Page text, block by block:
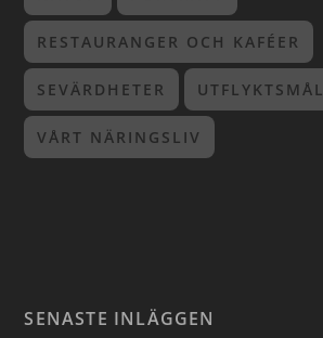
RESTAURANGER OCH KAFÉER
SEVÄRDHETER UTFLYKTSMÅL
VÅRT NÄRINGSLIV
SENASTE INLÄGGEN